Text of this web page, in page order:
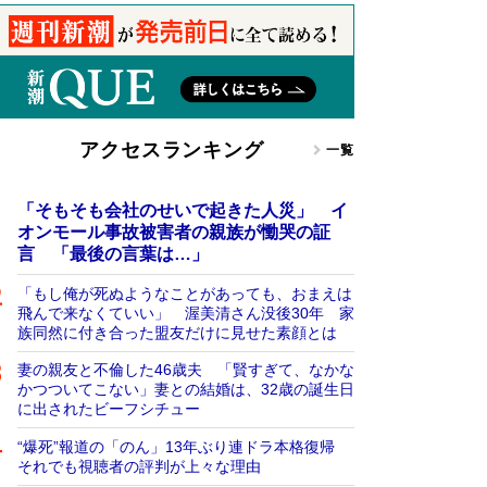
アクセスランキング 一覧
「そもそも会社のせいで起きた人災」 イ
オンモール事故被害者の親族が慟哭の証
言 「最後の言葉は…」
「もし俺が死ぬようなことがあっても、おまえは
飛んで来なくていい」 渥美清さん没後30年 家
族同然に付き合った盟友だけに見せた素顔とは
妻の親友と不倫した46歳夫 「賢すぎて、なかな
かつついてこない」妻との結婚は、32歳の誕生日
に出されたビーフシチュー
“爆死”報道の「のん」13年ぶり連ドラ本格復帰
それでも視聴者の評判が上々な理由